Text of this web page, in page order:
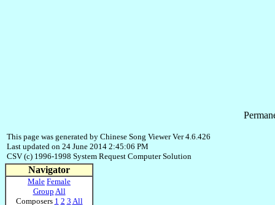
This page was generated by Chinese Song Viewer Ver 4.6.426
Last updated on 24 June 2014 2:45:06 PM
CSV (c) 1996-1998 System Request Computer Solution
Navigator
Male Female
Group All
Composers 1 2 3 All